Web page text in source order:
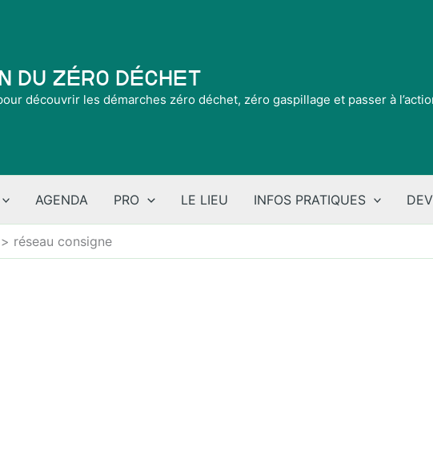
du Zéro Déchet
découvrir les démarches zéro déchet, zéro gaspillage et passer à
AGENDA PRO LE LIEU INFOS PRATIQUES
réseau consigne